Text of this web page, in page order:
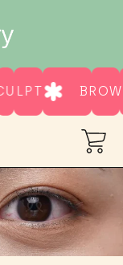
BROW
Cart